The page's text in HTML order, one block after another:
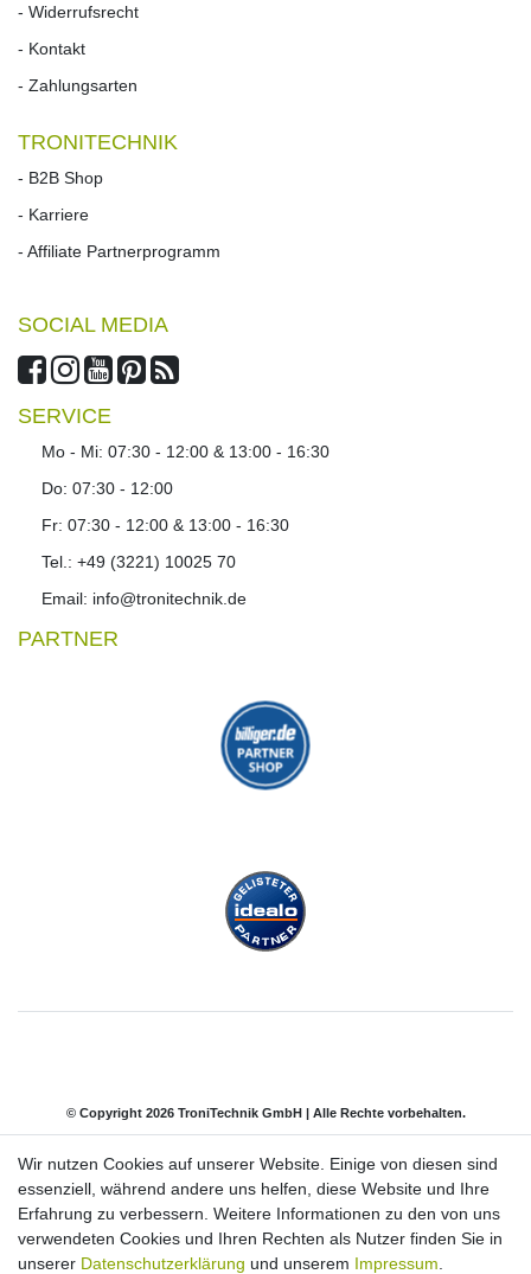
- Widerrufs­recht
- Kontakt
- Zahlungsarten
TRONITECHNIK
- B2B Shop
- Karriere
- Affiliate Partnerprogramm
SOCIAL MEDIA
SERVICE
Mo - Mi: 07:30 - 12:00 & 13:00 - 16:30
Do: 07:30 - 12:00
Fr: 07:30 - 12:00 & 13:00 - 16:30
Tel.: +49 (3221) 10025 70
Email: info@tronitechnik.de
PARTNER
© Copyright 2026 TroniTechnik GmbH | Alle Rechte vorbehalten.
Impressum Daten­schutz­erklärung AGB
Barrierefreiheitserklärung Widerrufs­recht
Wir nutzen Cookies auf unserer Website. Einige von diesen sind
essenziell, während andere uns helfen, diese Website und Ihre
Erfahrung zu verbessern. Weitere Informationen zu den von uns
verwendeten Cookies und Ihren Rechten als Nutzer finden Sie in
unserer Datenschutzerklärung und unserem Impressum